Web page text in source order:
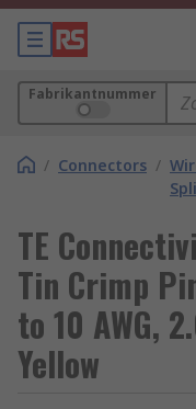
Fabrikantnummer
/ Connectors /
TE
Tin Crimp
to 10 AWG,
Yellow